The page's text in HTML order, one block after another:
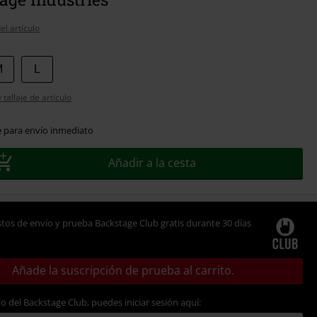
artículo
tallaje de artículo
para envío inmediato
Añadir a la cesta
de envío y prueba Backstage Club gratis durante 30 días
Añade la suscripción de prueba al carrito.
del Backstage Club, puedes iniciar sesión aquí: